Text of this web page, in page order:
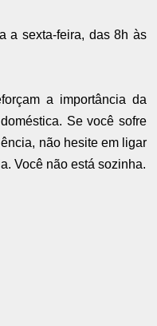
a sexta-feira, das 8h às
a importância da
Se você sofre
não hesite em ligar
Você não está sozinha.